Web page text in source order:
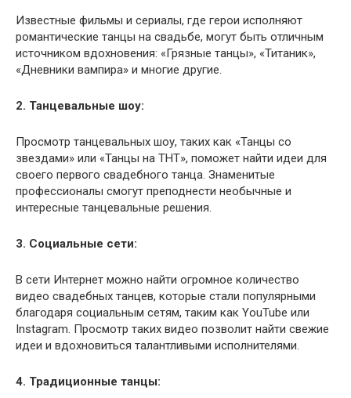
Известные фильмы и сериалы, где герои исполняют
романтические танцы на свадьбе, могут быть отличным
источником вдохновения: «Грязные танцы», «Титаник»,
«Дневники вампира» и многие другие.
2. Танцевальные шоу:
Просмотр танцевальных шоу, таких как «Танцы со
звездами» или «Танцы на ТНТ», поможет найти идеи для
своего первого свадебного танца. Знаменитые
профессионалы смогут преподнести необычные и
интересные танцевальные решения.
3. Социальные сети:
В сети Интернет можно найти огромное количество
видео свадебных танцев, которые стали популярными
благодаря социальным сетям, таким как YouTube или
Instagram. Просмотр таких видео позволит найти свежие
идеи и вдохновиться талантливыми исполнителями.
4. Традиционные танцы: